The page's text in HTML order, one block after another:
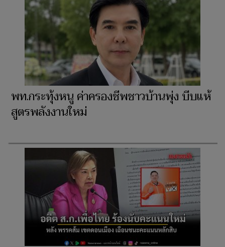
พท.กระทุ้งหนู ค่าครองชีพชาวบ้านพุ่ง บีบแห้
สูตรพลังงานใหม่